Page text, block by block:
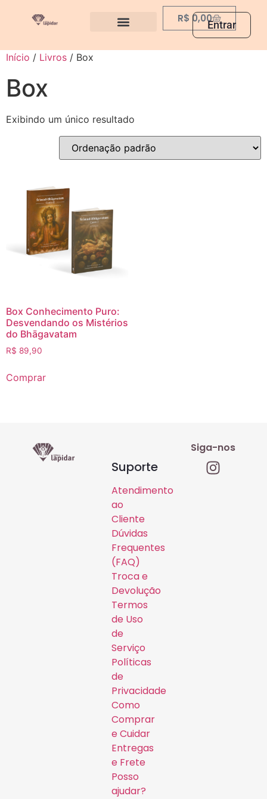
R$ 0,00
Entrar
Início / Livros / Box
Box
Exibindo um único resultado
Box Conhecimento Puro:
Desvendando os Mistérios
do Bhāgavatam
R$ 89,90
Comprar
Suporte
Atendimento
ao
Cliente
Dúvidas
Frequentes
(FAQ)
Troca e
Devolução
Termos
de Uso
de
Serviço
Políticas
de
Privacidade
Como
Comprar
e Cuidar
Entregas
e Frete
Posso
ajudar?
Siga-nos